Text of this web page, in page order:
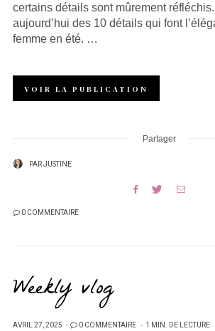
certains détails sont mûrement
aujourd’hui des 10 détails qui font
femme en été. …
VOIR LA PUBLICATION
Partager
PARJUSTINE
0 COMMENTAIRE
Weekly vlog
PUBLIÉ
AVRIL 27, 2025 0 COMMENTAIRE 1 MIN. DE LECTURE